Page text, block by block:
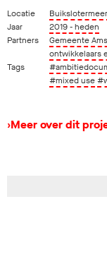
Locatie
Jaar
2019 - heden
Partners
Gemeente
ontwikkelaars
Tags
#mixed use
›Meer over dit